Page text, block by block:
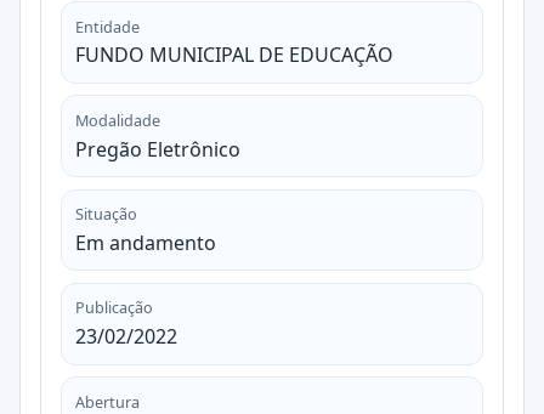
Entidade
FUNDO MUNICIPAL DE EDUCAÇÃO
Modalidade
Pregão Eletrônico
Situação
Em andamento
Publicação
23/02/2022
Abertura